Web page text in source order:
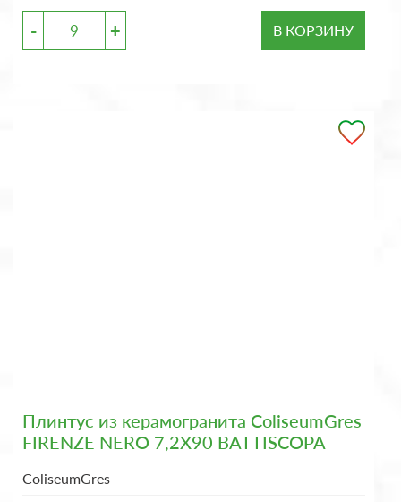
- + В КОРЗИНУ
Плинтус из керамогранита ColiseumGres
FIRENZE NERO 7,2X90 BATTISCOPA
ColiseumGres